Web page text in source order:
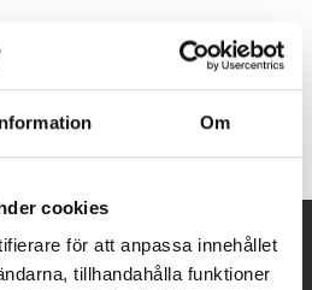
Om
cookies
för att anpassa innehållet
tillhandahålla funktioner
are currently closed.